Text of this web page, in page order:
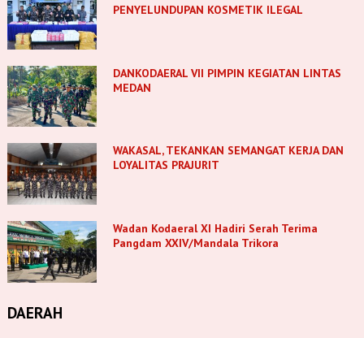
PENYELUNDUPAN KOSMETIK ILEGAL
DANKODAERAL VII PIMPIN KEGIATAN LINTAS
MEDAN
WAKASAL, TEKANKAN SEMANGAT KERJA DAN
LOYALITAS PRAJURIT
Wadan Kodaeral XI Hadiri Serah Terima
Pangdam XXIV/Mandala Trikora
DAERAH